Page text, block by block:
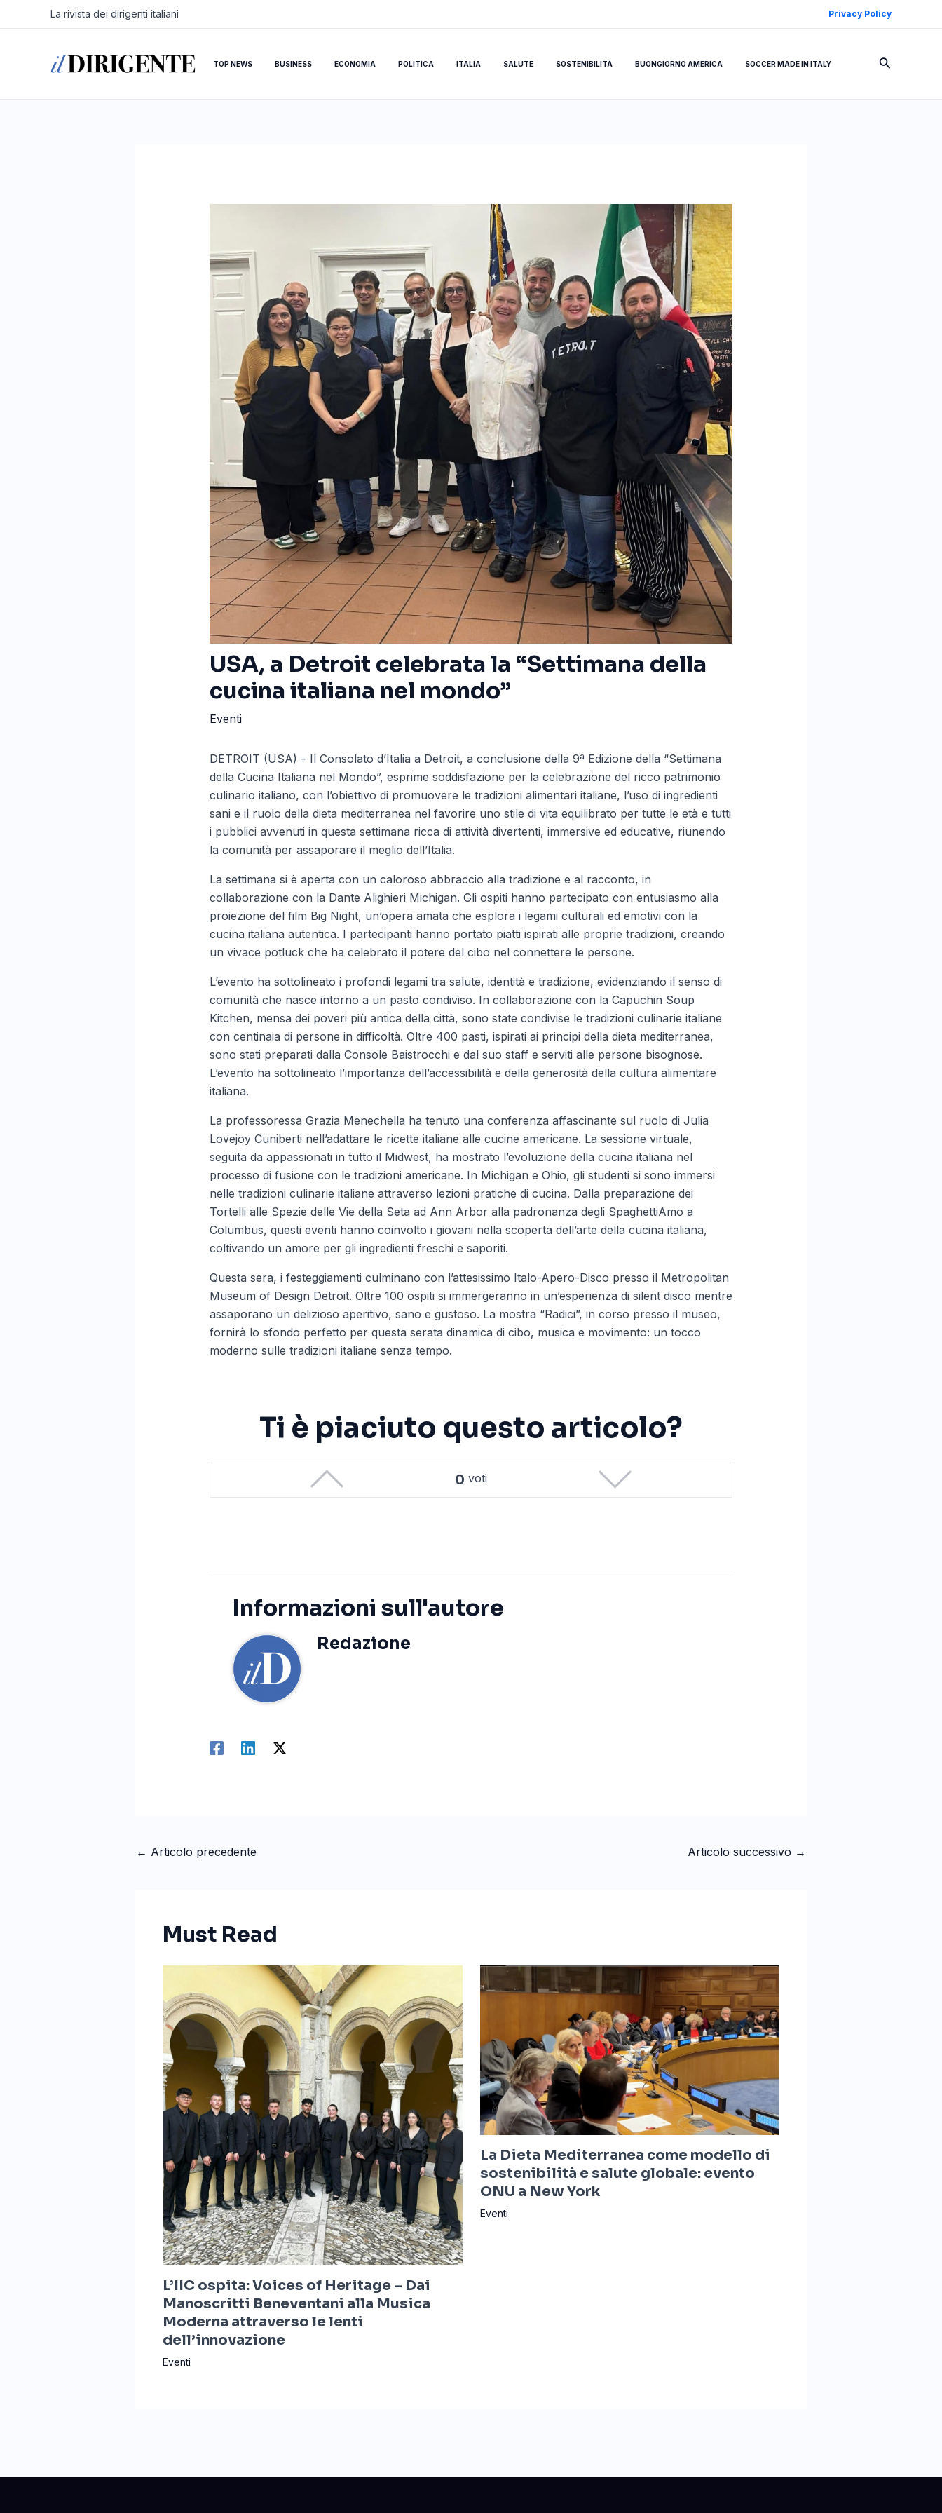
La rivista dei dirigenti italiani Privacy Policy
TOP NEWS BUSINESS ECONOMIA POLITICA ITALIA SALUTE SOSTENIBILITÀ BUONGIORNO AMERICA SOCCER MADE IN ITALY Cerca
USA, a Detroit celebrata la “Settimana della
cucina italiana nel mondo”
Eventi
DETROIT (USA) – Il Consolato d’Italia a Detroit, a conclusione della 9ª Edizione della “Settimana
della Cucina Italiana nel Mondo”, esprime soddisfazione per la celebrazione del ricco patrimonio
culinario italiano, con l’obiettivo di promuovere le tradizioni alimentari italiane, l’uso di ingredienti
sani e il ruolo della dieta mediterranea nel favorire uno stile di vita equilibrato per tutte le età e tutti
i pubblici avvenuti in questa settimana ricca di attività divertenti, immersive ed educative, riunendo
la comunità per assaporare il meglio dell’Italia.
La settimana si è aperta con un caloroso abbraccio alla tradizione e al racconto, in
collaborazione con la Dante Alighieri Michigan. Gli ospiti hanno partecipato con entusiasmo alla
proiezione del film Big Night, un’opera amata che esplora i legami culturali ed emotivi con la
cucina italiana autentica. I partecipanti hanno portato piatti ispirati alle proprie tradizioni, creando
un vivace potluck che ha celebrato il potere del cibo nel connettere le persone.
L’evento ha sottolineato i profondi legami tra salute, identità e tradizione, evidenziando il senso di
comunità che nasce intorno a un pasto condiviso. In collaborazione con la Capuchin Soup
Kitchen, mensa dei poveri più antica della città, sono state condivise le tradizioni culinarie italiane
con centinaia di persone in difficoltà. Oltre 400 pasti, ispirati ai principi della dieta mediterranea,
sono stati preparati dalla Console Baistrocchi e dal suo staff e serviti alle persone bisognose.
L’evento ha sottolineato l’importanza dell’accessibilità e della generosità della cultura alimentare
italiana.
La professoressa Grazia Menechella ha tenuto una conferenza affascinante sul ruolo di Julia
Lovejoy Cuniberti nell’adattare le ricette italiane alle cucine americane. La sessione virtuale,
seguita da appassionati in tutto il Midwest, ha mostrato l’evoluzione della cucina italiana nel
processo di fusione con le tradizioni americane. In Michigan e Ohio, gli studenti si sono immersi
nelle tradizioni culinarie italiane attraverso lezioni pratiche di cucina. Dalla preparazione dei
Tortelli alle Spezie delle Vie della Seta ad Ann Arbor alla padronanza degli SpaghettiAmo a
Columbus, questi eventi hanno coinvolto i giovani nella scoperta dell’arte della cucina italiana,
coltivando un amore per gli ingredienti freschi e saporiti.
Questa sera, i festeggiamenti culminano con l’attesissimo Italo-Apero-Disco presso il Metropolitan
Museum of Design Detroit. Oltre 100 ospiti si immergeranno in un’esperienza di silent disco mentre
assaporano un delizioso aperitivo, sano e gustoso. La mostra “Radici”, in corso presso il museo,
fornirà lo sfondo perfetto per questa serata dinamica di cibo, musica e movimento: un tocco
moderno sulle tradizioni italiane senza tempo.
Ti è piaciuto questo articolo?
0 voti
Informazioni sull'autore
Redazione
Navigazione
← Articolo precedente Articolo successivo →
Must Read
L’IIC ospita: Voices of Heritage – Dai
Manoscritti Beneventani alla Musica
Moderna attraverso le lenti
dell’innovazione
Eventi
La Dieta Mediterranea come modello di
sostenibilità e salute globale: evento
ONU a New York
Eventi